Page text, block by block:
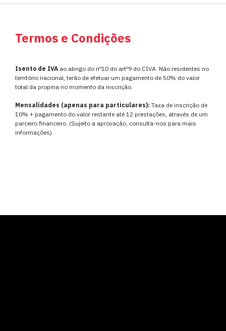
Termos e Condições
Isento de IVA ao abrigo do nº10 do artº9 do CIVA. Não residentes no
território nacional, terão de efetuar um pagamento de 50% do valor
total da propina no momento da inscrição.
Mensalidades (apenas para particulares): Taxa de inscrição de
10% + pagamento do valor restante até 12 prestações, através de um
parceiro financeiro. (Sujeito a aprovação, consulta-nos para mais
informações).